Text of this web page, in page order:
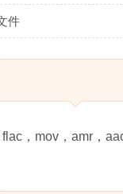
件
，mov，amr，